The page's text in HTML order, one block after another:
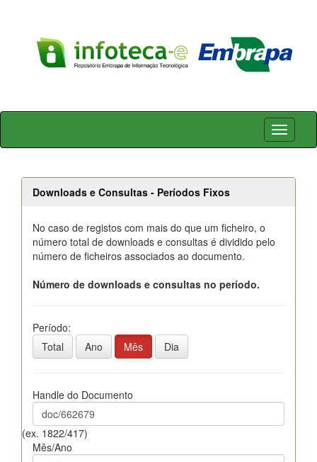
Skip
Downloads e Consultas - Períodos Fixos
No caso de registos com mais do que um ficheiro, o
número total de downloads e consultas é dividido pelo
número de ficheiros associados ao documento.
Número de downloads e consultas no período.
Período:
Total
Ano Mês Dia
Handle do Documento
(ex. 1822/417)
Mês/Ano